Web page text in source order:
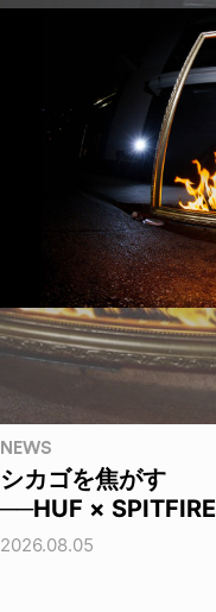
NEWS
シカゴを焦がす
──HUF × SPITFIRE
2026.08.05